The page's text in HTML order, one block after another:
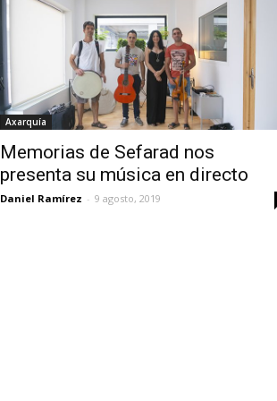
Axarquía
Memorias de Sefarad nos
presenta su música en directo
Daniel Ramírez - 9 agosto, 2019